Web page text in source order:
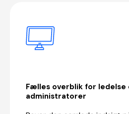
Fælles overblik for ledelse
administratorer